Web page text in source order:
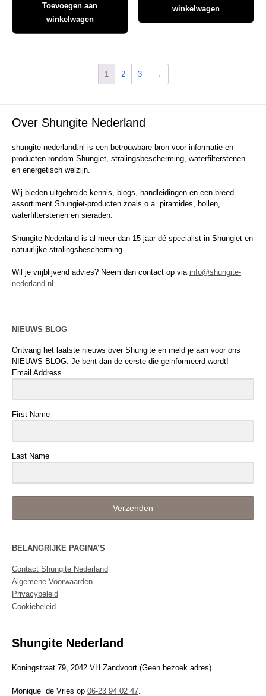
Toevoegen aan
winkelwagen
winkelwagen
1 2 3 →
Over Shungite Nederland
shungite-nederland.nl is een betrouwbare bron voor informatie en
producten rondom Shungiet, stralingsbescherming, waterfilterstenen
en energetisch welzijn.
Wij bieden uitgebreide kennis, blogs, handleidingen en een breed
assortiment Shungiet-producten zoals o.a. piramides, bollen,
waterfilterstenen en sieraden.
Shungite Nederland is al meer dan 15 jaar dé specialist in Shungiet en
natuurlijke stralingsbescherming.
Wil je vrijblijvend advies? Neem dan contact op via info@shungite-
nederland.nl .
NIEUWS BLOG
Ontvang het laatste nieuws over Shungite en meld je aan voor ons
NIEUWS BLOG. Je bent dan de eerste die geinformeerd wordt!
Email Address
First Name
Last Name
Verzenden
BELANGRIJKE PAGINA’S
Contact Shungite Nederland
Algemene Voorwaarden
Privacybeleid
Cookiebeleid
Shungite Nederland
Koningstraat 79, 2042 VH Zandvoort (Geen bezoek adres)
Monique de Vries op 06-23 94 02 47